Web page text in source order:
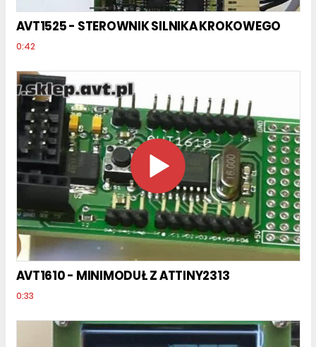
AVT1525 - STEROWNIK SILNIKA KROKOWEGO
0:42
AVT1610 - MINIMODUŁ Z ATTINY2313
0:33